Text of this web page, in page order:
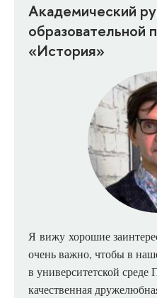
Академический
образовательной
«История»
Я вижу хорошие
очень важно, чтобы в
в университетской среде
качественная